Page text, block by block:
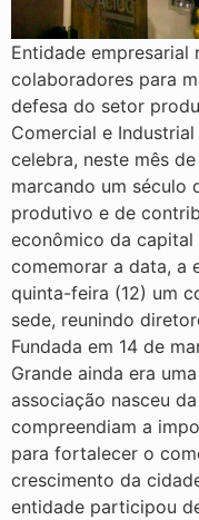
Entidade empresarial
colaboradores para
defesa do setor
Comercial e
celebra, neste mês
marcando um século
produtivo e de
econômico da capital
comemorar a data, a
quinta-feira (12) um
sede, reunindo
Fundada em 14 de
Grande ainda era
associação nasceu
compreendiam a
para fortalecer o
crescimento da
entidade participou